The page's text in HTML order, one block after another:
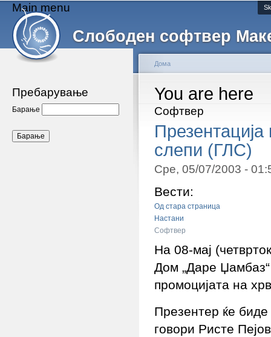
Слободен софтвер
Main menu
Пребарување
Барање
You are here
Дома
Софтвер
слепи (ГЛС)
Сре, 05/07/2003 -
Вести:
Од стара страница
Настани
Софтвер
На 08-мај
Дом „Даре
промоцијата на
Презентер ќе
говори Ристе